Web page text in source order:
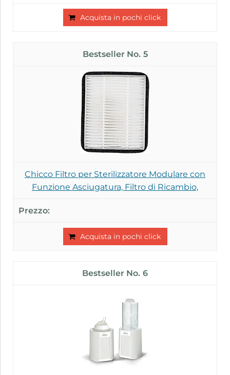
Acquista in pochi click
5
Chicco Filtro per Sterilizzatore Modulare con
Funzione Asciugatura, Filtro di Ricambio,
Acquista in pochi click
6